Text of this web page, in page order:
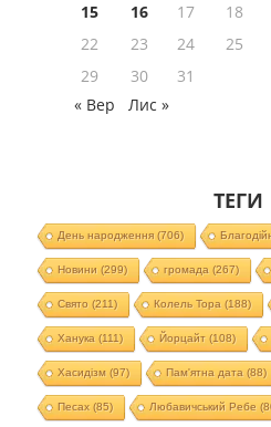
15
16 17 18
22
23 24 25
29
30
31
« Вер
Лис »
ТЕГИ
День народження(706)
Новини (299) громада (267)
Свято (211) Колель Тора (188)
Ханука (111) Йорцайт (108)
Хасидізм (97) Пам'ятна дата (88)
Песах(85) Любавичський Ребе